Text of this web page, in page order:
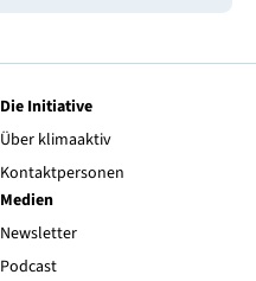
Die Initiative
Über klimaaktiv
Kontaktpersonen
Medien
Newsletter
Podcast